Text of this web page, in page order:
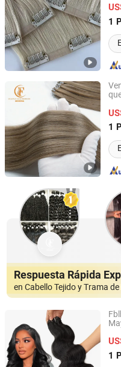
1
Shandong, China
de
1
Juancheng County
Shandong, China
Respuesta Rápida
en Cabello Tejido y Trama de
1
Guangzhou Fabulous
Guangdong, China